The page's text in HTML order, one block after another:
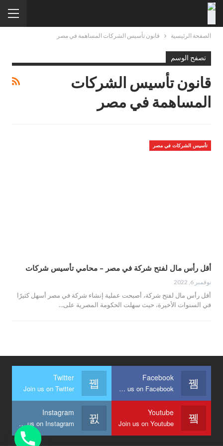
الصفحة الرئيسية قانون تأسيس الشركات المساهمة في مصر
تصفح الوسم
قانون تأسيس الشركات
المساهمة في مصر
تأسيس الشركات في مصر
أقل رأس مال لفتح شركة في مصر – محامي تأسيس شركات
نوفمبر 6, 2022
أقل رأس مال لفتح شركة، أصبحت عملية إنشاء شركة في مصر أسهل كثيرًا
في السنوات الأخيرة، حيث سهلت الحكومة المصرية على…
Facebook
Join us on Facebook
Twitter
Join us on Twitter
Youtube
Join us on Youtube
Instagram
Join us on Instagram